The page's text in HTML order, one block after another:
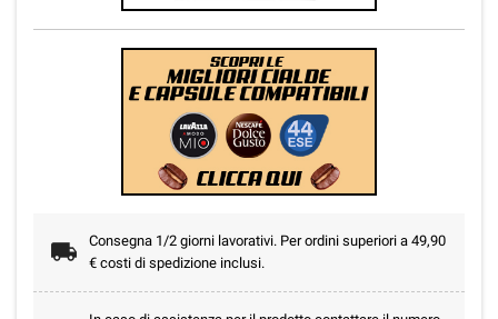
Consegna 1/2 giorni lavorativi. Per ordini superiori a 49,90
€ costi di spedizione inclusi.